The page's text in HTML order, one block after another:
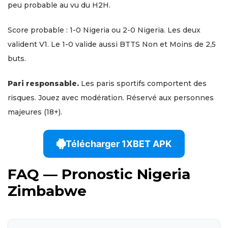
peu probable au vu du H2H.
Score probable : 1-0 Nigeria ou 2-0 Nigeria. Les deux
valident V1. Le 1-0 valide aussi BTTS Non et Moins de 2,5
buts.
Pari responsable. Les paris sportifs comportent des
risques. Jouez avec modération. Réservé aux personnes
majeures (18+).
Télécharger 1XBET APK
FAQ — Pronostic Nigeria
Zimbabwe